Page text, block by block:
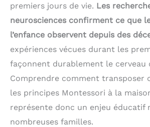
premiers jours de vie. Les
neurosciences confirment ce que
l’enfance observent depuis des
expériences vécues durant les
façonnent durablement le cerveau
Comprendre comment transposer
les principes Montessori à la
représente donc un enjeu éducatif
nombreuses familles.